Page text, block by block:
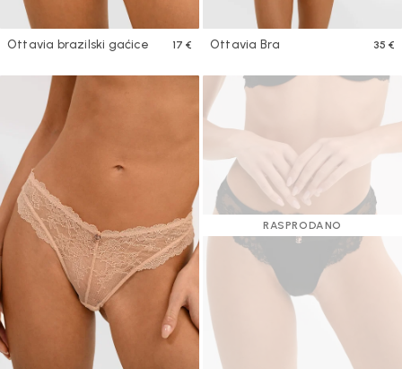
Ottavia brazilski gaćice 17 € Ottavia Bra 35 €
RASPRODANO